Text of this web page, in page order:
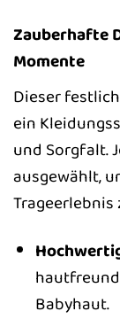
Zauberhafte
Momente
Dieser
ein
und Sorgfalt.
ausgewählt,
Trageerlebnis
Babyhaut.